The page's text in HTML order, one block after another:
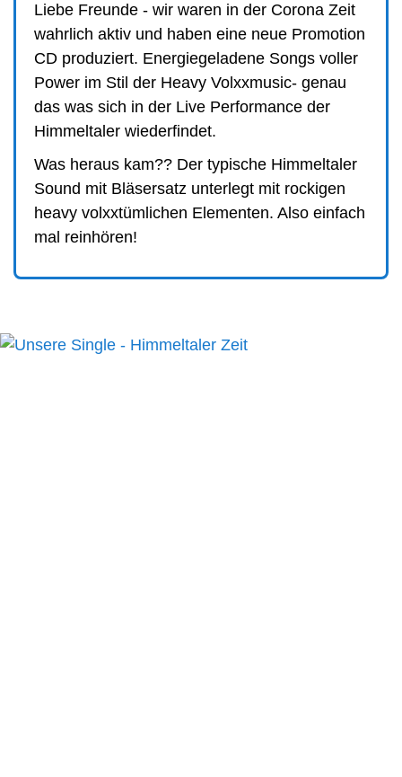
Liebe Freunde - wir waren in der Corona Zeit
wahrlich aktiv und haben eine neue Promotion
CD produziert. Energiegeladene Songs voller
Power im Stil der Heavy Volxxmusic- genau
das was sich in der Live Performance der
Himmeltaler wiederfindet.
Was heraus kam?? Der typische Himmeltaler
Sound mit Bläsersatz unterlegt mit rockigen
heavy volxxtümlichen Elementen. Also einfach
mal reinhören!